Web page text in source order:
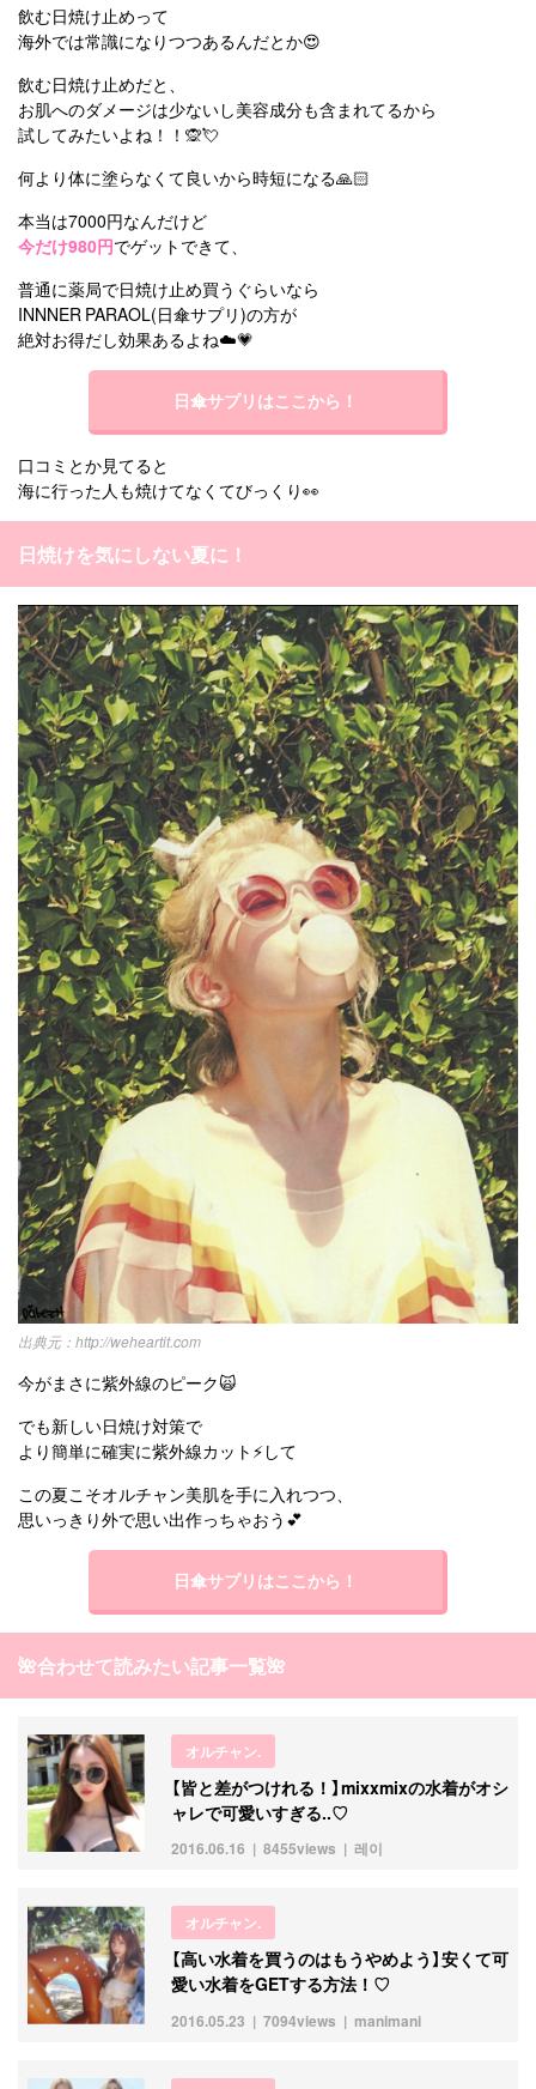
飲む日焼け止めって
海外では常識になりつつあるんだとか😍
飲む日焼け止めだと、
お肌へのダメージは少ないし美容成分も含まれてるから
試してみたいよね！！🙊💘
何より体に塗らなくて良いから時短になる🙏🏻
本当は7000円なんだけど
今だけ980円でゲットできて、
普通に薬局で日焼け止め買うぐらいなら
INNNER PARAOL(日傘サプリ)の方が
絶対お得だし効果あるよね☁️💗
日傘サプリはここから！
口コミとか見てると
海に行った人も焼けてなくてびっくり👀
日焼けを気にしない夏に！
http://weheartit.com
今がまさに紫外線のピーク🙀
でも新しい日焼け対策で
より簡単に確実に紫外線カット⚡️して
この夏こそオルチャン美肌を手に入れつつ、
思いっきり外で思い出作っちゃおう💕
日傘サプリはここから！
🌺合わせて読みたい記事一覧🌺
オルチャン.
2016.06.16 레이
8455views
【皆と差がつけれる！】mixxmixの水着がオシ
ャレで可愛いすぎる..♡
オルチャン.
2016.05.23 manimani
7094views
【高い水着を買うのはもうやめよう】安くて可
愛い水着をGETする方法！♡